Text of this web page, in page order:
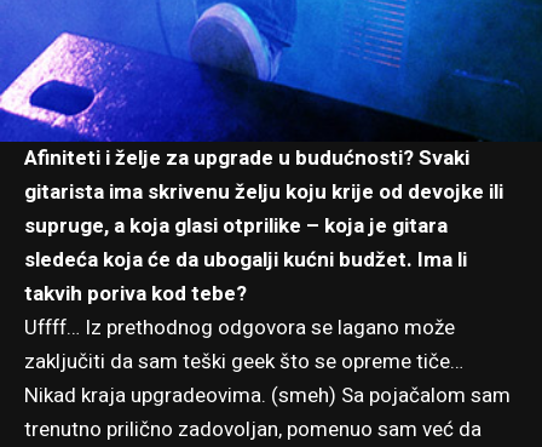
Afiniteti i želje za upgrade u budućnosti? Svaki
gitarista ima skrivenu želju koju krije od devojke ili
supruge, a koja glasi otprilike – koja je gitara
sledeća koja će da ubogalji kućni budžet. Ima li
takvih poriva kod tebe?
Uffff… Iz prethodnog odgovora se lagano može
zaključiti da sam teški geek što se opreme tiče…
Nikad kraja upgradeovima. (smeh) Sa pojačalom sam
trenutno prilično zadovoljan, pomenuo sam već da